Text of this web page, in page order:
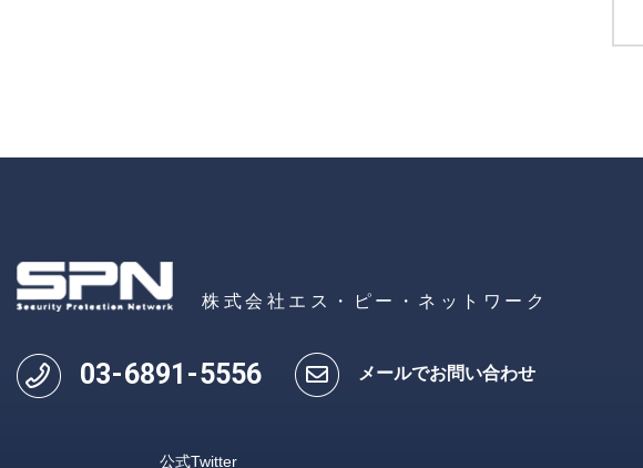
株式会社エス・ピー・ネットワーク
03-6891 -5556 メールでお問い合わせ
公式Twitter